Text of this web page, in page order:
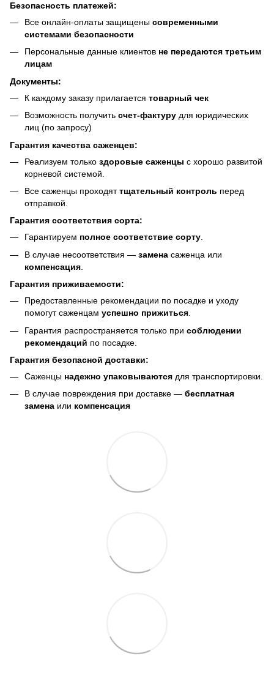
Безопасность платежей:
Все онлайн-оплаты защищены современными
системами безопасности
Персональные данные клиентов не передаются третьим
лицам
Документы:
К каждому заказу прилагается товарный чек
Возможность получить счет-фактуру для юридических
лиц (по запросу)
Гарантия качества саженцев:
Реализуем только здоровые саженцы с хорошо развитой
корневой системой.
Все саженцы проходяттщательный контроль перед
отправкой.
Гарантия соответствия сорта:
Гарантируем полное соответствие сорту.
В случае несоответствия — замена саженца или
компенсация
Гарантия приживаемости:
Предоставленные рекомендации по посадке и уходу
помогут саженцам успешно прижиться
Гарантия распространяется только при соблюдении
рекомендаций по посадке.
Гарантия безопасной доставки:
Саженцы надежно упаковываются для транспортировки.
В случае повреждения при доставке — бесплатная
замена или компенсация